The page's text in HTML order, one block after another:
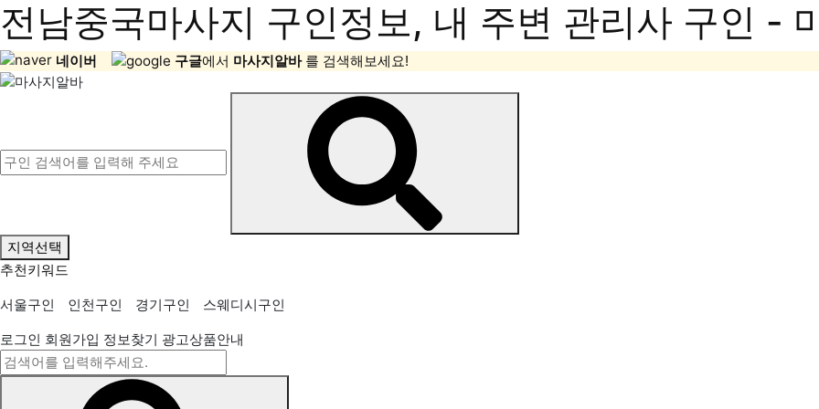
전남중국마사지 구인정보, 내 주변 관리사 구인 -
네이버 구글에서 마사지알바 를 검색해보세요!
지역선택
추천키워드
서울구인
인천구인 경기구인
스웨디시구인
로그인 회원가입 정보찾기 광고상품안내